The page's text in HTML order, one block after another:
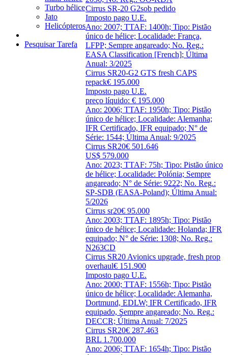
Turbo hélice
Jato
Helicópteros
Pesquisar Tarefa
Cirrus SR-20 G2sob pedido
Imposto pago U.E.
Ano: 2007; TTAF: 1400h; Tipo: Pistão
único de hélice; Localidade: França,
LFPP; Sempre angareado; No. Reg.:
EASA Classification [French]; Última
Anual: 3/2025
Cirrus SR20-G2 GTS fresh CAPS
repack€ 195.000
Imposto pago U.E.
preço líquido: € 195.000
Ano: 2006; TTAF: 1950h; Tipo: Pistão
único de hélice; Localidade: Alemanha;
IFR Certificado, IFR equipado; N° de
Série: 1544; Última Anual: 9/2025
Cirrus SR20€ 501.646
US$ 579.000
Ano: 2023; TTAF: 75h; Tipo: Pistão único
de hélice; Localidade: Polónia; Sempre
angareado; N° de Série: 9222; No. Reg.:
SP-SDB (EASA-Poland); Última Anual:
5/2026
Cirrus sr20€ 95.000
Ano: 2003; TTAF: 1895h; Tipo: Pistão
único de hélice; Localidade: Holanda; IFR
equipado; N° de Série: 1308; No. Reg.:
N263CD
Cirrus SR20 Avionics upgrade, fresh prop
overhaul€ 151.900
Imposto pago U.E.
Ano: 2000; TTAF: 1556h; Tipo: Pistão
único de hélice; Localidade: Alemanha,
Dortmund, EDLW; IFR Certificado, IFR
equipado, Sempre angareado; No. Reg.:
DECCR; Última Anual: 7/2025
Cirrus SR20€ 287.463
BRL 1.700.000
Ano: 2006; TTAF: 1654h; Tipo: Pistão